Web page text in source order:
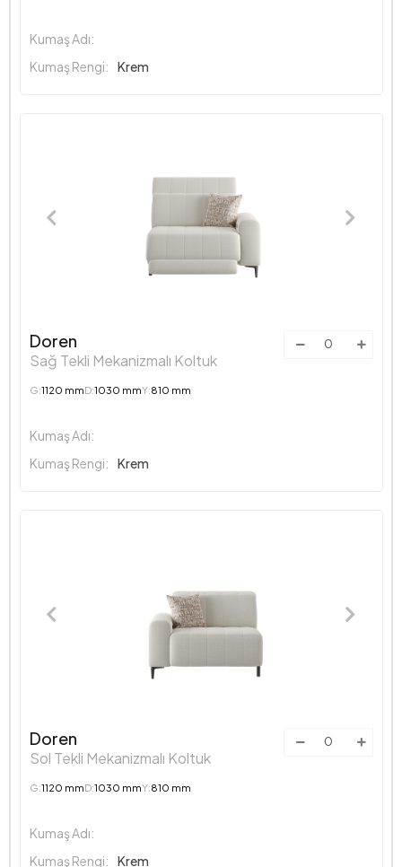
Kumaş Adı:
Kumaş Rengi:
Krem
Doren
Sağ Tekli Mekanizmalı Koltuk
G:1120 mmD:1030 mmY:810 mm
Kumaş Adı:
Kumaş Rengi:
Krem
Doren
Sol Tekli Mekanizmalı Koltuk
G:1120 mmD:1030 mmY:810 mm
Kumaş Adı:
Kumaş Rengi:
Krem